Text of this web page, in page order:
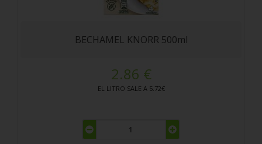
BECHAMEL KNORR 500ml
2.86 €
EL LITRO SALE A 5.72€